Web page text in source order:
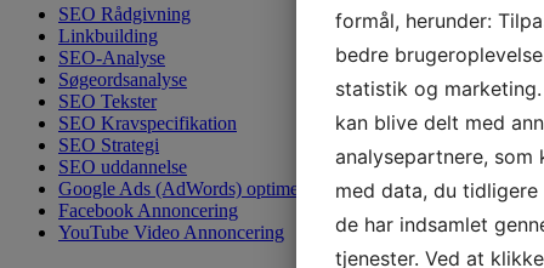
SEO Rådgivning
Linkbuilding
SEO-Analyse
Søgeordsanalyse
SEO Tekster
SEO Kravspecifikation
SEO Strategi
SEO uddannelse
Google Ads (AdWords) optimering
Facebook Annoncering
YouTube Video Annoncering
formål, herunder:
bedre
statistik og
kan blive delt med
analysepartnere, som
med data, du
de har indsamlet
tjenester. Ved at